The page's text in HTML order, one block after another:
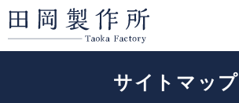
サイトマップ